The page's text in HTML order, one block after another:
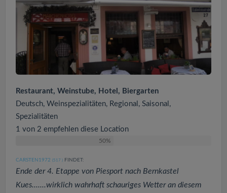
Restaurant, Weinstube, Hotel, Biergarten
Deutsch, Weinspezialitäten, Regional, Saisonal,
Spezialitäten
1 von 2 empfehlen diese Location
50%
CARSTEN1972 (517 ) FINDET:
Ende der 4. Etappe von Piesport nach Bernkastel
Kues.......wirklich wahrhaft schauriges Wetter an diesem